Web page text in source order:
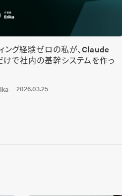
ング経験ゼロの私が、Claude
で社内の基幹システムを作っ
2026.03.25